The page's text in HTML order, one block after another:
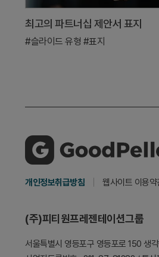
최고의 파트너십 제안서 표지
#슬라이드 유형 #표지
개인정보취급방침 웹사이트 이용약
(주)피티원프레젠테이션그룹
서울특별시 영등포구 영등포로 150 생